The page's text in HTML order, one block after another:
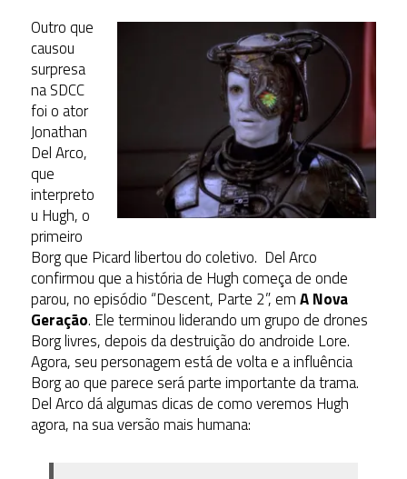
Outro que
causou
surpresa
na SDCC
foi o ator
Jonathan
Del Arco,
que
interpreto
u Hugh, o
primeiro
Borg que Picard libertou do coletivo. Del Arco
confirmou que a história de Hugh começa de onde
parou, no episódio “Descent, Parte 2”, emA Nova
Geração. Ele terminou liderando um grupo de drones
Borg livres, depois da destruição do androide Lore.
Agora, seu personagem está de volta e a influência
Borg ao que parece será parte importante da trama.
Del Arco dá algumas dicas de como veremos Hugh
agora, na sua versão mais humana: